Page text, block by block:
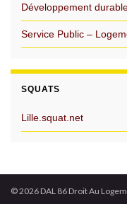
Développement
Service Public –
SQUATS
Lille.squat.net
© 2026 DAL 86 Droit Au